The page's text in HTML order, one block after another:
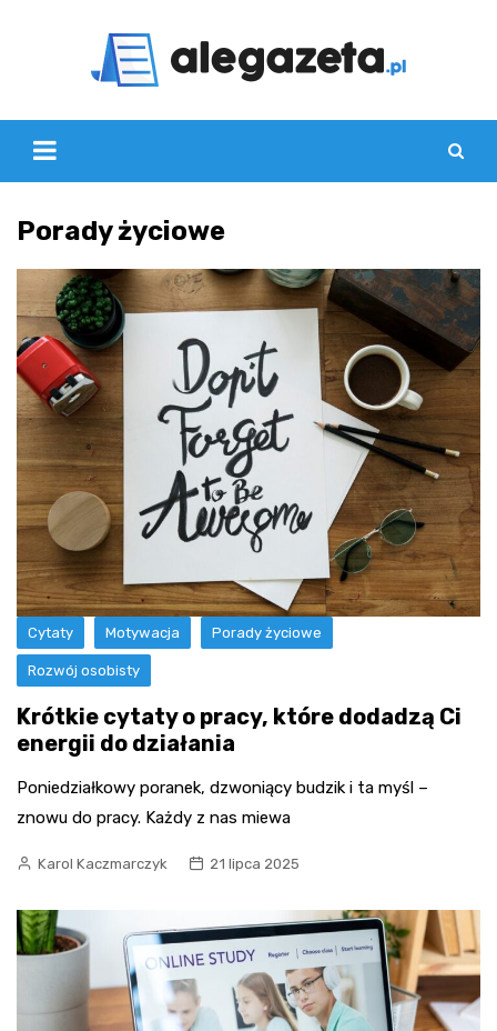
Porady życiowe
Cytaty Motywacja Porady życiowe
Rozwój osobisty
Krótkie cytaty o pracy, które dodadzą Ci
energii do działania
Poniedziałkowy poranek, dzwoniący budzik i ta myśl –
znowu do pracy. Każdy z nas miewa
Karol Kaczmarczyk 21 lipca 2025